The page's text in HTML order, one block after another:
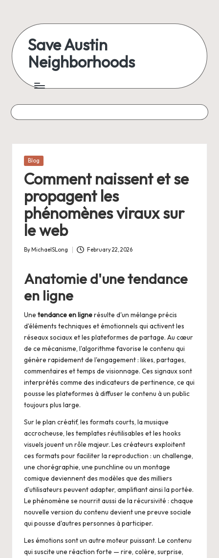
content
Save Austin
Neighborhoods
Austin
everything
Posted
Blog
Comment naissent et se
propagent les
phénomènes viraux sur
le web
Posted
By MichaelSLong February 22, 2026
Anatomie d'une tendance
en ligne
Une tendance en lignerésulte d'un mélange précis
d'éléments techniques et émotionnels qui activent les
réseaux sociaux et les plateformes de partage. Au cœur
de ce mécanisme, l'algorithme favorise le contenu qui
génère rapidement de l'engagement : likes, partages,
commentaires et temps de visionnage. Ces signaux sont
interprétés comme des indicateurs de pertinence, ce qui
pousse les plateformes à diffuser le contenu à un public
toujours plus large.
Sur le plan créatif, les formats courts, la musique
accrocheuse, les templates réutilisables et les hooks
visuels jouent un rôle majeur. Les créateurs exploitent
ces formats pour faciliter la reproduction : un challenge,
une chorégraphie, une punchline ou un montage
comique deviennent des modèles que des milliers
d'utilisateurs peuvent adapter, amplifiant ainsi la portée.
Le phénomène se nourrit aussi de la récursivité : chaque
nouvelle version du contenu devient une preuve sociale
qui pousse d'autres personnes à participer.
Les émotions sont un autre moteur puissant. Le contenu
qui suscite une réaction forte — rire, colère, surprise,